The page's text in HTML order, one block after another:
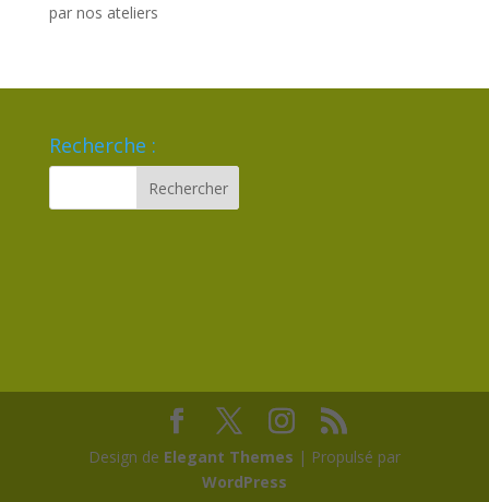
par nos ateliers
Recherche :
Design de Elegant Themes | Propulsé par
WordPress